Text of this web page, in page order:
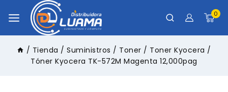
0
/ Tienda / Suministros / Toner / Toner Kyocera /
Tóner Kyocera TK-572M Magenta 12,000pag